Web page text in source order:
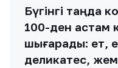
Бүгінгі таңда
100-ден астам
шығарады: ет,
деликатес,